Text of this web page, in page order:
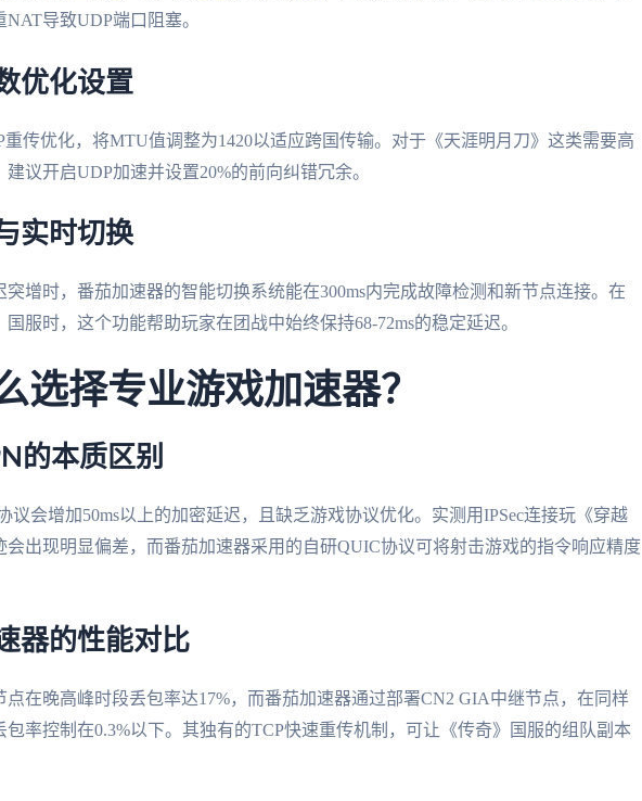
导致UDP端口阻塞。
优化设置
传优化，将MTU值调整为1420以适应跨国传输。对于《天涯明月刀》这类需要高
议开启UDP加速并设置20%的前向纠错冗余。
实时切换
突增时，番茄加速器的智能切换系统能在300ms内完成故障检测和新节点连接。在
服时，这个功能帮助玩家在团战中始终保持68-72ms的稳定延迟。
选择专业游戏加速器？
的本质区别
议会增加50ms以上的加密延迟，且缺乏游戏协议优化。实测用IPSec连接玩《穿越
会出现明显偏差，而番茄加速器采用的自研QUIC协议可将射击游戏的指令响应精度
器的性能对比
点在晚高峰时段丢包率达17%，而番茄加速器通过部署CN2 GIA中继节点，在同样
包率控制在0.3%以下。其独有的TCP快速重传机制，可让《传奇》国服的组队副本